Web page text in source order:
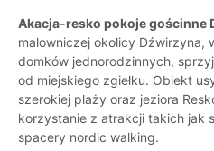
Akacja-resko pokoje gościnne
malowniczej okolicy Dźwirzyna,
domków jednorodzinnych,
od miejskiego zgiełku. Obiekt
szerokiej plaży oraz jeziora
korzystanie z atrakcji takich jak
spacery nordic walking.